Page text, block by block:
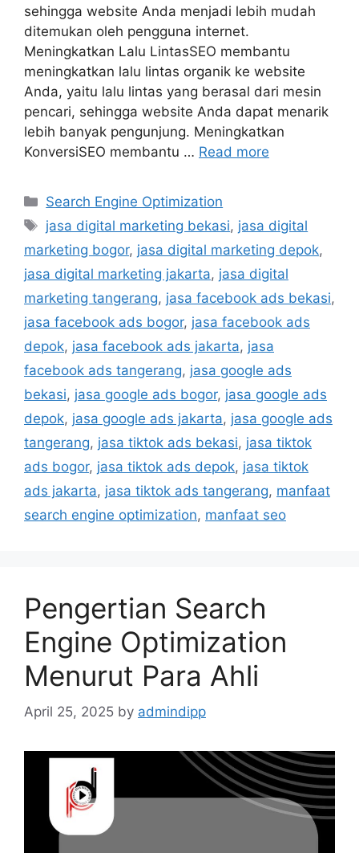
sehingga website Anda menjadi lebih mudah
ditemukan oleh pengguna internet.
Meningkatkan Lalu LintasSEO membantu
meningkatkan lalu lintas organik ke website
Anda, yaitu lalu lintas yang berasal dari mesin
pencari, sehingga website Anda dapat menarik
lebih banyak pengunjung. Meningkatkan
KonversiSEO membantu … Read more
Search Engine Optimization
jasa digital marketing bekasi, jasa digital
marketing bogor, jasa digital marketing depok,
jasa digital marketing jakarta, jasa digital
marketing tangerang, jasa facebook ads bekasi,
jasa facebook ads bogor, jasa facebook ads
depok, jasa facebook ads jakarta, jasa
facebook ads tangerang, jasa google ads
bekasi, jasa google ads bogor, jasa google ads
depok, jasa google ads jakarta, jasa google ads
tangerang, jasa tiktok ads bekasi, jasa tiktok
ads bogor, jasa tiktok ads depok, jasa tiktok
ads jakarta, jasa tiktok ads tangerang, manfaat
search engine optimization, manfaat seo
Pengertian Search
Engine Optimization
Menurut Para Ahli
April 25, 2025 by admindipp